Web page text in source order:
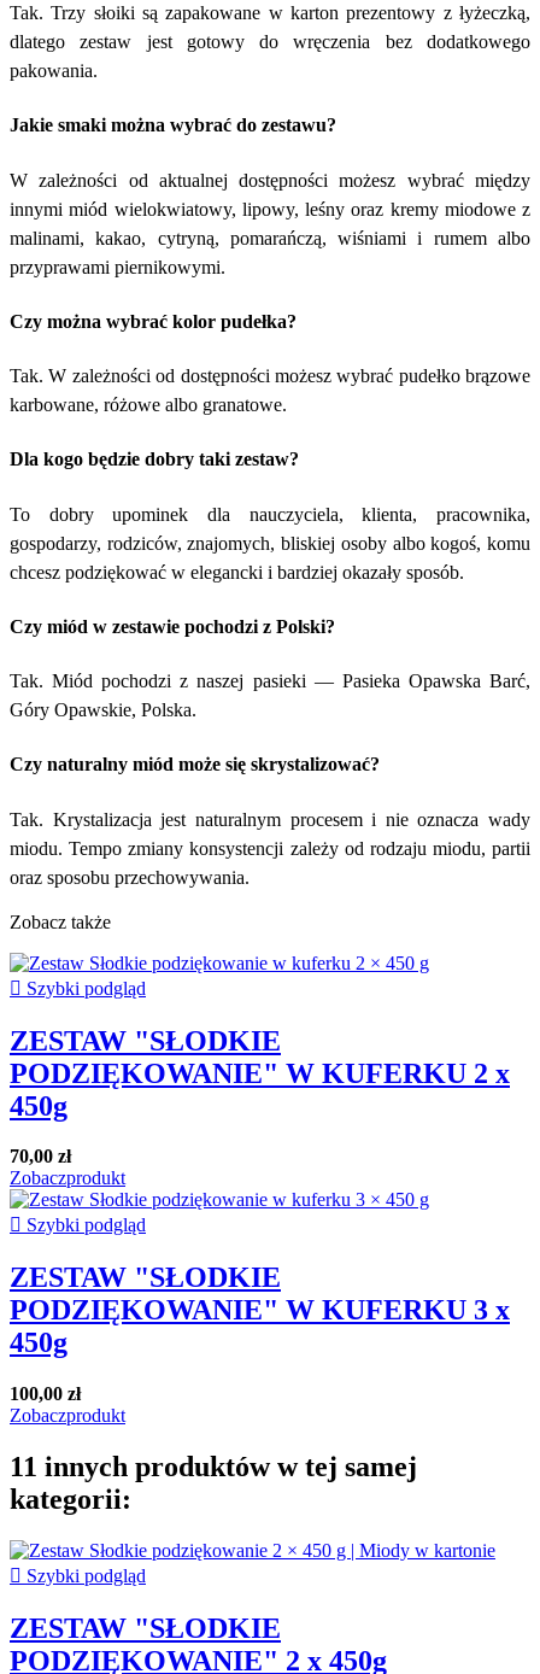
Tak. Trzy słoiki są zapakowane w karton prezentowy z łyżeczką,
dlatego zestaw jest gotowy do wręczenia bez dodatkowego
pakowania.
Jakie smaki można wybrać do zestawu?
W zależności od aktualnej dostępności możesz wybrać między
innymi miód wielokwiatowy, lipowy, leśny oraz kremy miodowe z
malinami, kakao, cytryną, pomarańczą, wiśniami i rumem albo
przyprawami piernikowymi.
Czy można wybrać kolor pudełka?
Tak. W zależności od dostępności możesz wybrać pudełko brązowe
karbowane, różowe albo granatowe.
Dla kogo będzie dobry taki zestaw?
To dobry upominek dla nauczyciela, klienta, pracownika,
gospodarzy, rodziców, znajomych, bliskiej osoby albo kogoś, komu
chcesz podziękować w elegancki i bardziej okazały sposób.
Czy miód w zestawie pochodzi z Polski?
Tak. Miód pochodzi z naszej pasieki — Pasieka Opawska Barć,
Góry Opawskie, Polska.
Czy naturalny miód może się skrystalizować?
Tak. Krystalizacja jest naturalnym procesem i nie oznacza wady
miodu. Tempo zmiany konsystencji zależy od rodzaju miodu, partii
oraz sposobu przechowywania.
Zobacz także
 Szybki podgląd
ZESTAW "SŁODKIE
PODZIĘKOWANIE" W KUFERKU 2 x
450g
70,00 zł
Zobaczprodukt
 Szybki podgląd
ZESTAW "SŁODKIE
PODZIĘKOWANIE" W KUFERKU 3 x
450g
100,00 zł
Zobaczprodukt
11 innych produktów w tej samej
kategorii:
 Szybki podgląd
ZESTAW "SŁODKIE
PODZIĘKOWANIE" 2 x 450g